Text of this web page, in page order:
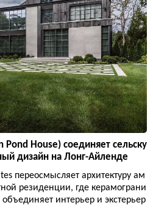
House) соединяет сельску
дизайн на Лонг-Айленде
переосмысляет архитектуру ам
резиденции, где керамограни
интерьер и экстерьер